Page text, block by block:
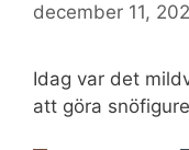
december 11,
Idag var det
att göra